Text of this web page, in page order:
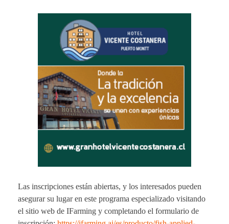
Las inscripciones están abiertas, y los interesados pueden
asegurar su lugar en este programa especializado visitando
el sitio web de IFarming y completando el formulario de